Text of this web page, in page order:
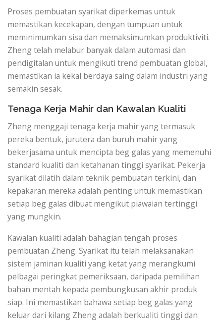
Proses pembuatan syarikat diperkemas untuk
memastikan kecekapan, dengan tumpuan untuk
meminimumkan sisa dan memaksimumkan produktiviti.
Zheng telah melabur banyak dalam automasi dan
pendigitalan untuk mengikuti trend pembuatan global,
memastikan ia kekal berdaya saing dalam industri yang
semakin sesak.
Tenaga Kerja Mahir dan Kawalan Kualiti
Zheng menggaji tenaga kerja mahir yang termasuk
pereka bentuk, jurutera dan buruh mahir yang
bekerjasama untuk mencipta beg galas yang memenuhi
standard kualiti dan ketahanan tinggi syarikat. Pekerja
syarikat dilatih dalam teknik pembuatan terkini, dan
kepakaran mereka adalah penting untuk memastikan
setiap beg galas dibuat mengikut piawaian tertinggi
yang mungkin.
Kawalan kualiti adalah bahagian tengah proses
pembuatan Zheng. Syarikat itu telah melaksanakan
sistem jaminan kualiti yang ketat yang merangkumi
pelbagai peringkat pemeriksaan, daripada pemilihan
bahan mentah kepada pembungkusan akhir produk
siap. Ini memastikan bahawa setiap beg galas yang
keluar dari kilang Zheng adalah berkualiti tinggi dan